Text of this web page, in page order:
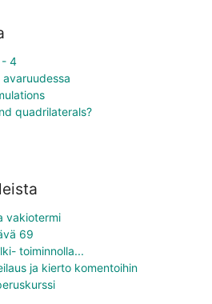
- 4
quadrilaterals?
vakiotermi
69
toiminnolla...
ja kierto komentoihin